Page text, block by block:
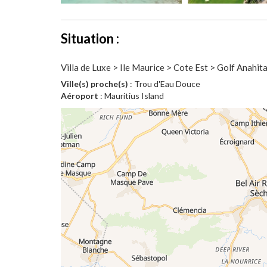
Situation :
Villa de Luxe > Ile Maurice > Cote Est > Golf Anahita
Ville(s) proche(s) : Trou d'Eau Douce
Aéroport : Mauritius Island